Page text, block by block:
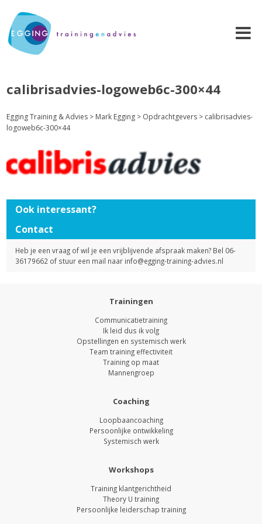
calibrisadvies-logoweb6c-300×44
Egging Training & Advies > Mark Egging > Opdrachtgevers > calibrisadvies-
logoweb6c-300×44
Ook interessant?
Contact
Heb je een vraag of wil je een vrijblijvende afspraak maken? Bel 06-
36179662 of stuur een mail naar info@egging-training-advies.nl
Trainingen
Communicatietraining
Ik leid dus ik volg
Opstellingen en systemisch werk
Team training effectiviteit
Training op maat
Mannengroep
Coaching
Loopbaancoaching
Persoonlijke ontwikkeling
Systemisch werk
Workshops
Training klantgerichtheid
Theory U training
Persoonlijke leiderschap training